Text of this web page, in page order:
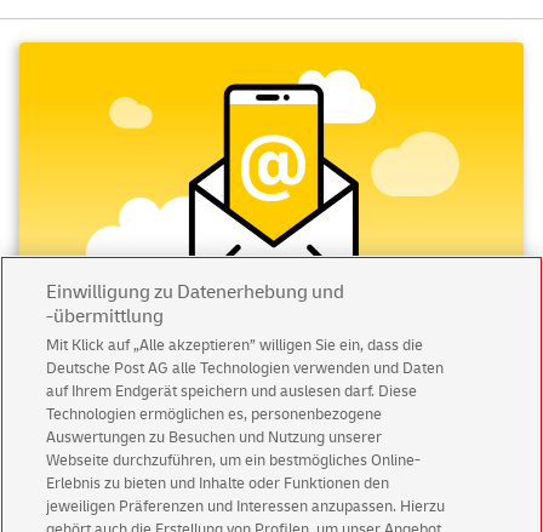
Abonnieren Sie unseren Newsletter
Immer informiert über exklusive Angebote und
Aktionen - jetzt mit Vorteil
Privatkundensichern sich einen5 € Gutschein
für POSTSCAN!
Einwilligung zu Datenerhebung und
-übermittlung
Mit Klick auf „Alle akzeptieren” willigen Sie ein, dass die
Deutsche Post AG alle Technologien verwenden und Daten
auf Ihrem Endgerät speichern und auslesen darf. Diese
Technologien ermöglichen es, personenbezogene
Auswertungen zu Besuchen und Nutzung unserer
Webseite durchzuführen, um ein bestmögliches Online-
Erlebnis zu bieten und Inhalte oder Funktionen den
jeweiligen Präferenzen und Interessen anzupassen. Hierzu